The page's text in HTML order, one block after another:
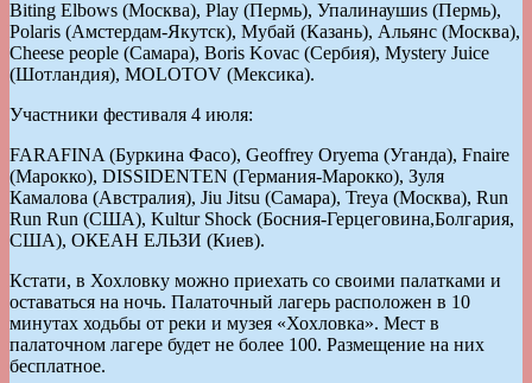
Biting Elbows (Москва), Play (Пермь), Упалинаушиs (Пермь),
Polaris (Амстердам-Якутск), Мубай (Казань), Альянс (Москва),
Cheese people (Самара), Boris Kovac (Сербия), Mystery Juice
(Шотландия), MOLOTOV (Мексика).
Участники фестиваля 4 июля:
FARAFINA (Буркина Фасо), Geoffrey Oryema (Уганда), Fnaire
(Марокко), DISSIDENTEN (Германия-Марокко), Зуля
Камалова (Австралия), Jiu Jitsu (Самара), Treya (Москва), Run
Run Run (США), Kultur Shock (Босния-Герцеговина,Болгария,
США), ОКЕАН ЕЛЬЗИ (Киев).
Кстати, в Хохловку можно приехать со своими палатками и
оставаться на ночь. Палаточный лагерь расположен в 10
минутах ходьбы от реки и музея «Хохловка». Мест в
палаточном лагере будет не более 100. Размещение на них
бесплатное.